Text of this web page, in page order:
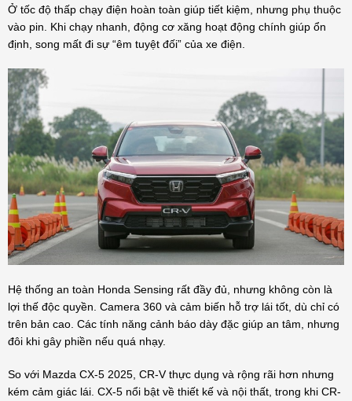
Ở tốc độ thấp chạy điện hoàn toàn giúp tiết kiệm, nhưng phụ thuộc
vào pin. Khi chạy nhanh, động cơ xăng hoạt động chính giúp ổn
định, song mất đi sự “êm tuyệt đối” của xe điện.
Hệ thống an toàn Honda Sensing rất đầy đủ, nhưng không còn là
lợi thế độc quyền. Camera 360 và cảm biến hỗ trợ lái tốt, dù chỉ có
trên bản cao. Các tính năng cảnh báo dày đặc giúp an tâm, nhưng
đôi khi gây phiền nếu quá nhạy.
So với Mazda CX-5 2025, CR-V thực dụng và rộng rãi hơn nhưng
kém cảm giác lái. CX-5 nổi bật về thiết kế và nội thất, trong khi CR-